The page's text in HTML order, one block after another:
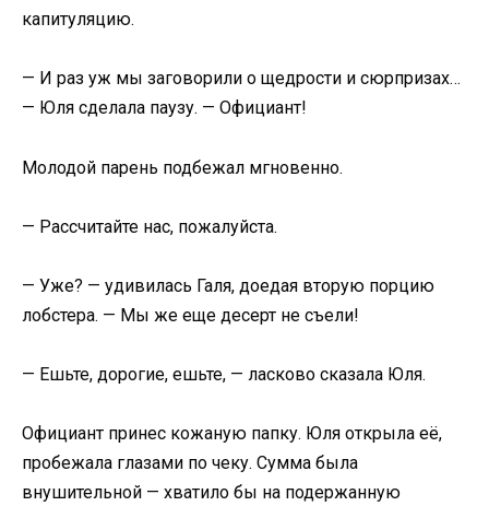
капитуляцию.
— И раз уж мы заговорили о щедрости и сюрпризах…
— Юля сделала паузу. — Официант!
Молодой парень подбежал мгновенно.
— Рассчитайте нас, пожалуйста.
— Уже? — удивилась Галя, доедая вторую порцию
лобстера. — Мы же еще десерт не съели!
— Ешьте, дорогие, ешьте, — ласково сказала Юля.
Официант принес кожаную папку. Юля открыла её,
пробежала глазами по чеку. Сумма была
внушительной — хватило бы на подержанную